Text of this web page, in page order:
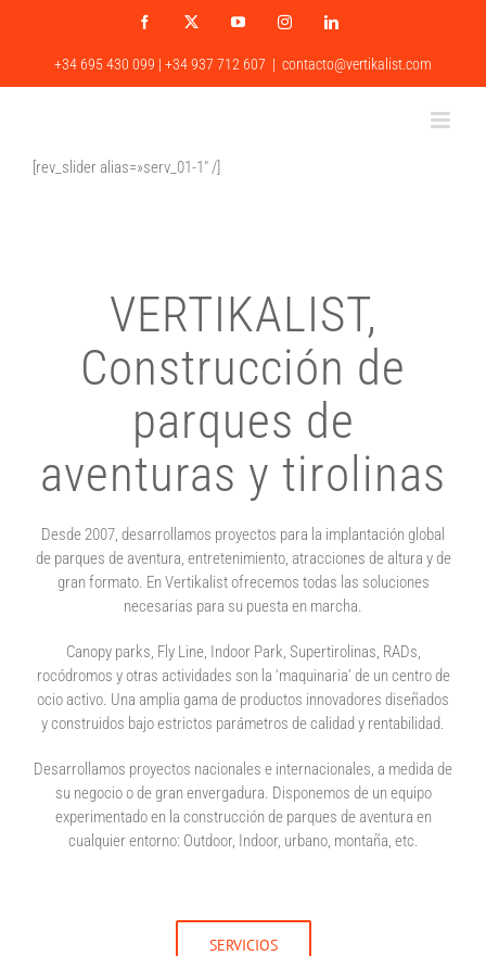
contenido
Facebook
X YouTubeInstagramLinkedIn
+34 695 430 099 | +34 937 712 607 | contacto@vertikalist.com
[rev_slider alias=»serv_01-1″ /]
VERTIKALIST,
Construcción de
parques de
aventuras y tirolinas
Desde 2007, desarrollamos proyectos para la implantación global
de parques de aventura, entretenimiento, atracciones de altura y de
gran formato. En Vertikalist ofrecemos todas las soluciones
necesarias para su puesta en marcha.
Canopy parks, Fly Line, Indoor Park, Supertirolinas, RADs,
rocódromos y otras actividades son la ‘maquinaria’ de un centro de
ocio activo. Una amplia gama de productos innovadores diseñados
y construidos bajo estrictos parámetros de calidad y rentabilidad.
Desarrollamos proyectos nacionales e internacionales, a medida de
su negocio o de gran envergadura. Disponemos de un equipo
experimentado en la construcción de parques de aventura en
cualquier entorno: Outdoor, Indoor, urbano, montaña, etc.
SERVICIOS